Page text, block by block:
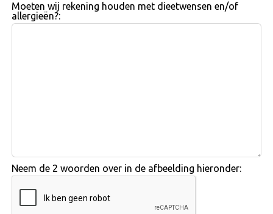
Moeten wij rekening houden met dieetwensen en/of
allergieën?:
Neem de 2 woorden over in de afbeelding hieronder: